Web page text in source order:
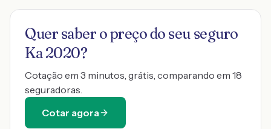
Quer saber o preço do seu seguro
Ka 2020?
Cotação em 3 minutos, grátis, comparando em 18
seguradoras.
Cotar agora